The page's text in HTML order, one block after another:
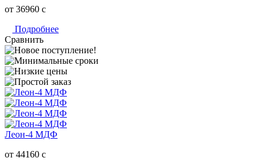
от 36960 c
Подробнее
Сравнить
Леон-4 МДФ
от 44160 c